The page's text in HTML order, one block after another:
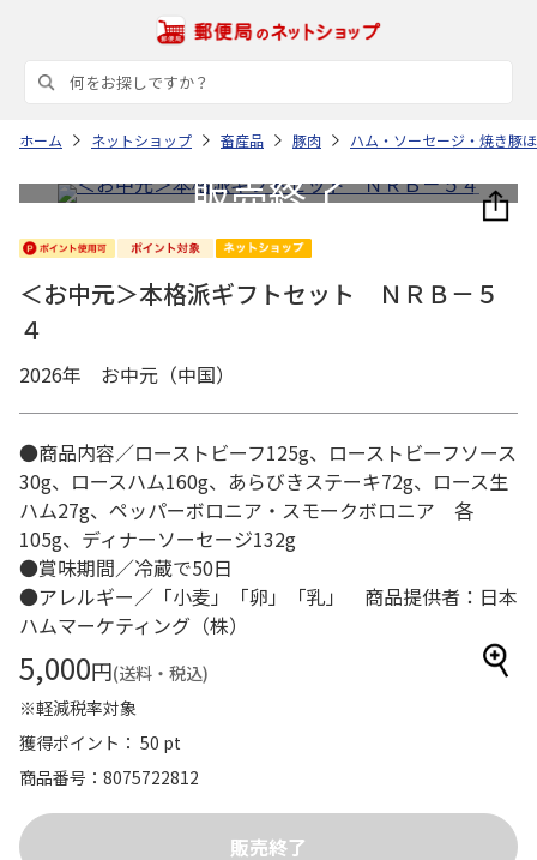
ホーム ネットショップ 畜産品 豚肉 ハム・ソーセージ・焼き豚
＜お中元＞本格派ギフトセット ＮＲＢ－５
４
2026年 お中元（中国）
●商品内容／ローストビーフ125g、ローストビーフソース
30g、ロースハム160g、あらびきステーキ72g、ロース生
ハム27g、ペッパーボロニア・スモークボロニア 各
105g、ディナーソーセージ132g
●賞味期間／冷蔵で50日
●アレルギー／「小麦」「卵」「乳」 商品提供者：日本
ハムマーケティング（株）
5,000円(送料・税込)
※軽減税率対象
獲得ポイント： 50 pt
商品番号
8075722812